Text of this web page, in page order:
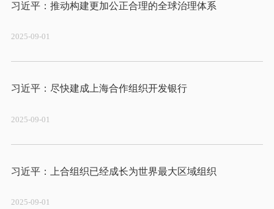
2025-09-01
习近平：尽快建成上海合作组织开发银行
2025-09-01
2025-09-01